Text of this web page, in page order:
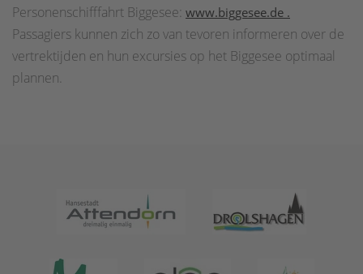
Personenschifffahrt Biggesee: www.biggesee.de .
Passagiers kunnen zich zo van tevoren informeren over de
vertrektijden en hun excursies op het Biggesee optimaal
plannen.